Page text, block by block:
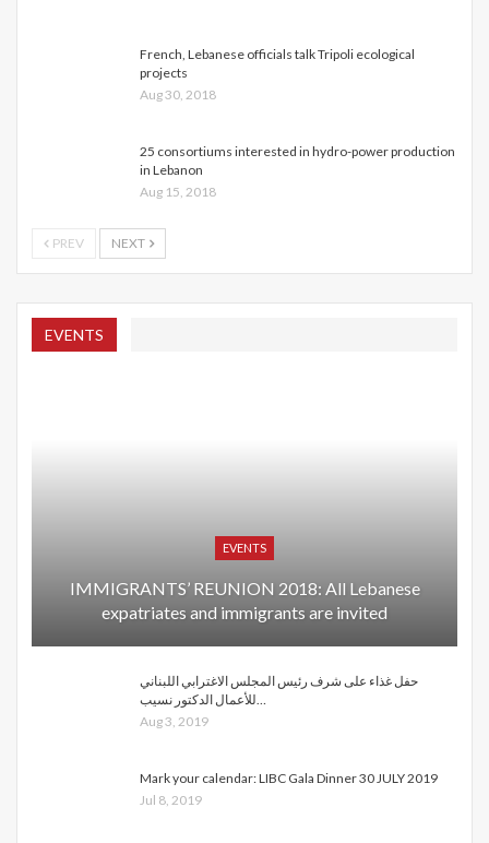
French, Lebanese officials talk Tripoli ecological
projects
Aug 30, 2018
25 consortiums interested in hydro-power production
in Lebanon
Aug 15, 2018
PREV NEXT
EVENTS
EVENTS
IMMIGRANTS’ REUNION 2018: All Lebanese
expatriates and immigrants are invited
حفل غذاء على شرف رئيس المجلس الاغترابي اللبناني
للأعمال الدكتور نسيب…
Aug 3, 2019
Mark your calendar: LIBC Gala Dinner 30 JULY 2019
Jul 8, 2019